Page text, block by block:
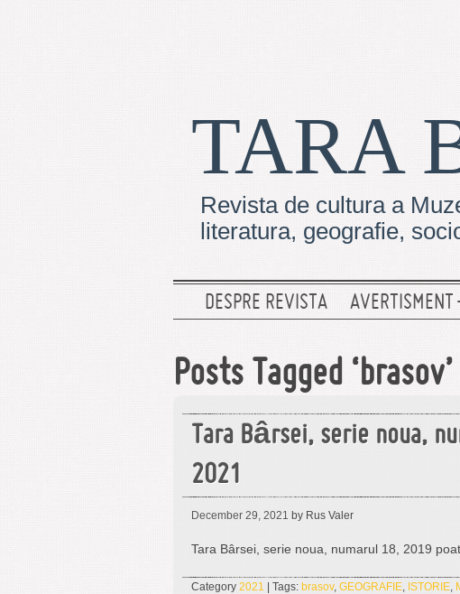
TARA
Revista de cultura a
literatura, geografie,
DESPRE REVISTA AVERTISMENT
Posts Tagged ‘brasov’
Tara Bârsei, serie noua,
2021
December 29, 2021 by Rus Valer
Tara Bârsei, serie noua, numarul 18, 2019
Category 2021 | Tags: brasov, GEOGRAFIE, ISTORIE,